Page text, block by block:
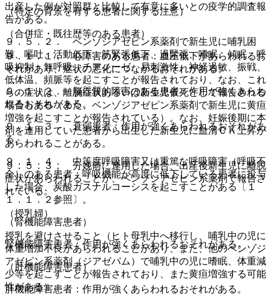
出産した例が対照群と比較して有意に多いとの疫学的調査報
告がある。
９．５．２． ベンゾジアゼピン系薬剤で新生児に哺乳困
難、嘔吐、活動低下、筋緊張低下、過緊張、嗜眠、傾眠、呼
吸抑制・無呼吸、チアノーゼ、易刺激性、神経過敏、振戦、
低体温、頻脈等を起こすことが報告されており、なお、これ
らの症状は、離脱症状あるいは新生児仮死として報告される
場合もある（また、ベンゾジアゼピン系薬剤で新生児に黄疸
増強を起こすことが報告されている）。なお、妊娠後期に本
剤を連用していた患者から出生した新生児に血清ＣＫ上昇が
あらわれることがある。
９．５．３． 分娩前に連用した場合、出産後新生児に離脱
症状があらわれることが、ベンゾジアゼピン系薬剤で報告さ
れている。
（授乳婦）
授乳を避けさせること（ヒト母乳中へ移行し、哺乳中の児に
体重増加不良があらわれることがあり、また、他のベンゾジ
アゼピン系薬剤（ジアゼパム）で哺乳中の児に嗜眠、体重減
少等を起こすことが報告されており、また黄疸増強する可能
性がある）。
（特定の背景を有する患者に関する注意）
（合併症・既往歴等のある患者）
９．１．１． 心障害のある患者：血圧低下があらわれるお
それがあり、症状の悪化につながるおそれがある。
９．１．２． 脳器質的障害のある患者：作用が強くあらわ
れるおそれがある。
９．１．３． 衰弱患者：作用が強くあらわれるおそれがあ
る。
９．１．４． 中等度呼吸障害又は重篤な呼吸障害（呼吸不
全）のある患者：呼吸機能が高度に低下している患者に投与
した場合、炭酸ガスナルコーシスを起こすことがある〔１
１．１．２参照〕。
（腎機能障害患者）
腎機能障害患者：作用が強くあらわれるおそれがある。
（肝機能障害患者）
肝機能障害患者：作用が強くあらわれるおそれがある。